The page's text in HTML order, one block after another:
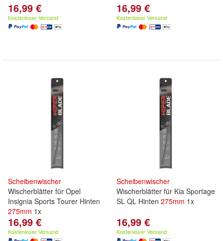
16,99 €
Kostenloser Versand
16,99 €
Kostenloser Versand
Scheibenwischer
Wischerblätter für Opel
Insignia Sports Tourer Hinten
275mm 1x
16,99 €
Kostenloser Versand
Scheibenwischer
Wischerblätter für Kia Sportage
SL QL Hinten 275mm 1x
16,99 €
Kostenloser Versand